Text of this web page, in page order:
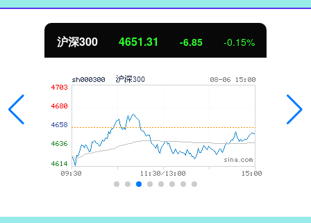
沪深300 4651.31 -6.85 -0.15%